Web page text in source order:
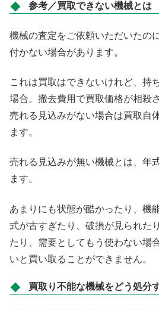
参考／買取できない機械とは
機械の査定をご依頼いただいたの
付かない場合があります。
これは買取はできないけれど、持
場合。撤去費用で買取価格が相殺
売れる見込みがない場合は買取自
ます。
売れる見込みが無い機械とは、年
ます。
あまりにも状態が酷かったり、機
式が古すぎたり、破損が見られた
たり、需要としてもう使わない場
いと買い取ることができません。
買取り不能な機械をどう処分